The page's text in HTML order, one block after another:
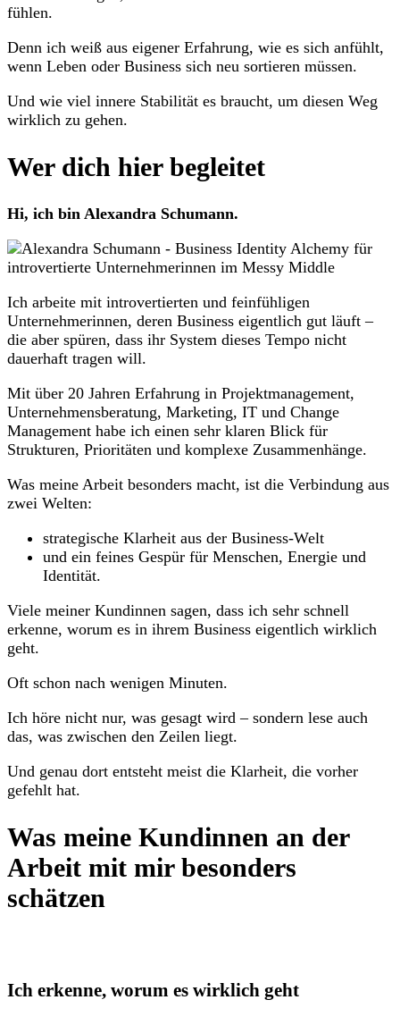
fühlen.
Denn ich weiß aus eigener Erfahrung, wie es sich anfühlt,
wenn Leben oder Business sich neu sortieren müssen.
Und wie viel innere Stabilität es braucht, um diesen Weg
wirklich zu gehen.
Wer dich hier begleitet
Hi, ich bin Alexandra Schumann.
Ich arbeite mit introvertierten und feinfühligen
Unternehmerinnen, deren Business eigentlich gut läuft –
die aber spüren, dass ihr System dieses Tempo nicht
dauerhaft tragen will.
Mit über 20 Jahren Erfahrung in Projektmanagement,
Unternehmensberatung, Marketing, IT und Change
Management habe ich einen sehr klaren Blick für
Strukturen, Prioritäten und komplexe Zusammenhänge.
Was meine Arbeit besonders macht, ist die Verbindung aus
zwei Welten:
strategische Klarheit aus der Business-Welt
und ein feines Gespür für Menschen, Energie und
Identität.
Viele meiner Kundinnen sagen, dass ich sehr schnell
erkenne, worum es in ihrem Business eigentlich wirklich
geht.
Oft schon nach wenigen Minuten.
Ich höre nicht nur, was gesagt wird – sondern lese auch
das, was zwischen den Zeilen liegt.
Und genau dort entsteht meist die Klarheit, die vorher
gefehlt hat.
Was meine Kundinnen an der
Arbeit mit mir besonders
schätzen
Ich erkenne, worum es wirklich geht